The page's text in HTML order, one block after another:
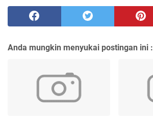
Anda mungkin menyukai postingan ini :